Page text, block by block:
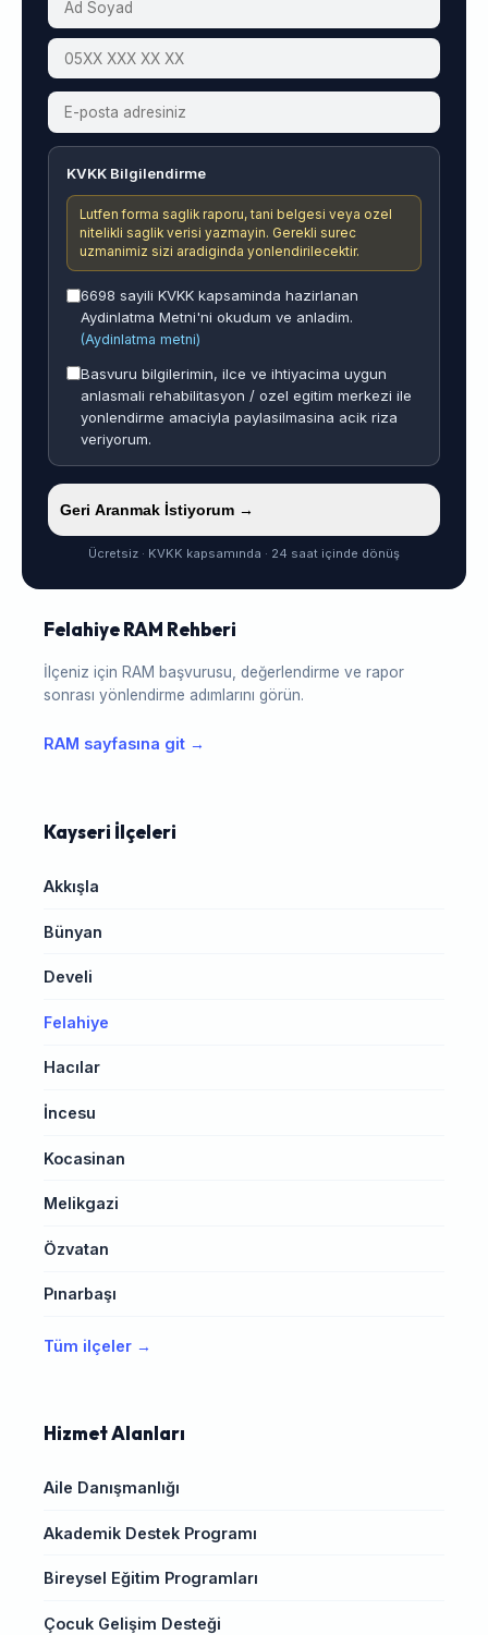
KVKK Bilgilendirme
Lutfen forma saglik raporu, tani belgesi veya ozel
nitelikli saglik verisi yazmayin. Gerekli surec
uzmanimiz sizi aradiginda yonlendirilecektir.
6698 sayili KVKK kapsaminda hazirlanan
Aydinlatma Metni'ni okudum ve anladim.
(Aydinlatma metni)
Basvuru bilgilerimin, ilce ve ihtiyacima uygun
anlasmali rehabilitasyon / ozel egitim merkezi ile
yonlendirme amaciyla paylasilmasina acik riza
veriyorum.
Geri Aranmak İstiyorum →
Ücretsiz · KVKK kapsamında · 24 saat içinde dönüş
Felahiye RAM Rehberi
İlçeniz için RAM başvurusu, değerlendirme ve rapor
sonrası yönlendirme adımlarını görün.
RAM sayfasına git →
Kayseri İlçeleri
Akkışla
Bünyan
Develi
Felahiye
Hacılar
İncesu
Kocasinan
Melikgazi
Özvatan
Pınarbaşı
Tüm ilçeler →
Hizmet Alanları
Aile Danışmanlığı
Akademik Destek Programı
Bireysel Eğitim Programları
Çocuk Gelişim Desteği